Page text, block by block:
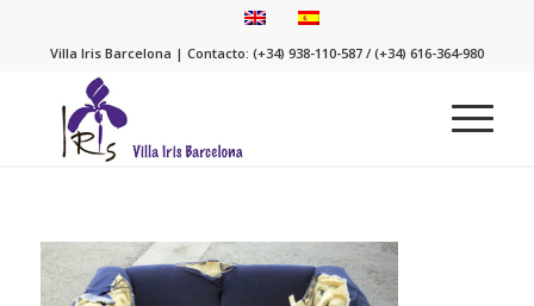
Villa Iris Barcelona | Contacto: (+34) 938-110-587 / (+34) 616-364-980